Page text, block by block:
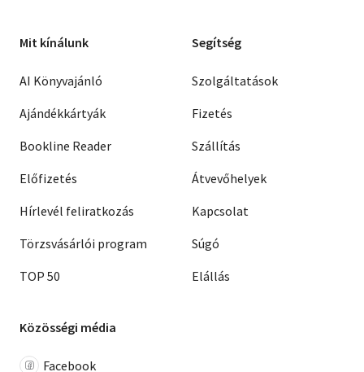
Mit kínálunk
AI Könyvajánló
Ajándékkártyák
Bookline Reader
Előfizetés
Hírlevél feliratkozás
Törzsvásárlói program
TOP 50
Segítség
Szolgáltatások
Fizetés
Szállítás
Átvevőhelyek
Kapcsolat
Súgó
Elállás
Közösségi média
Facebook